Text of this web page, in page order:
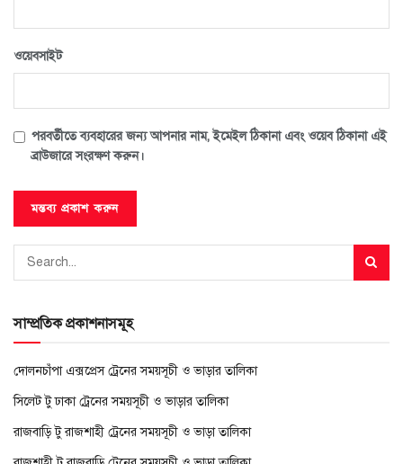
ওয়েবসাইট
পরবর্তীতে ব্যবহারের জন্য আপনার নাম, ইমেইল ঠিকানা এবং ওয়েব ঠিকানা এই
ব্রাউজারে সংরক্ষণ করুন।
সাম্প্রতিক প্রকাশনাসমূহ
দোলনচাঁপা এক্সপ্রেস ট্রেনের সময়সূচী ও ভাড়ার তালিকা
সিলেট টু ঢাকা ট্রেনের সময়সূচী ও ভাড়ার তালিকা
রাজবাড়ি টু রাজশাহী ট্রেনের সময়সূচী ও ভাড়া তালিকা